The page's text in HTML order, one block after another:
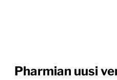
Pharmian uusi